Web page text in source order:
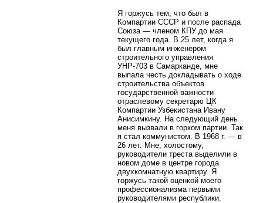
Я горжусь тем, что был в
Компартии СССР и после распада
Союза — членом КПУ до мая
текущего года. В 25 лет, когда я
был главным инженером
строительного управления
УНР-703 в Самарканде, мне
выпала честь докладывать о ходе
строительства объектов
государственной важности
отраслевому секретарю ЦК
Компартии Узбекистана Ивану
Анисимкину. На следующий день
меня вызвали в горком партии. Так
я стал коммунистом. В 1968 г. — в
26 лет. Мне, холостому,
руководители треста выделили в
новом доме в центре города
двухкомнатную квартиру. Я
горжусь такой оценкой моего
профессионализма первыми
руководителями республики.